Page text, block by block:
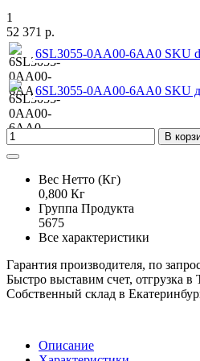
1
52 371 р.
6SL3055-0AA00-6AA0 SKU
6SL3055-0AA00-6AA0 SKU
В
Вес Нетто (Кг)
0,800 Кг
Группа Продукта
5675
Все характеристики
Гарантия производителя, по
Быстро выставим счет, отгрузка
Собственный склад в
Описание